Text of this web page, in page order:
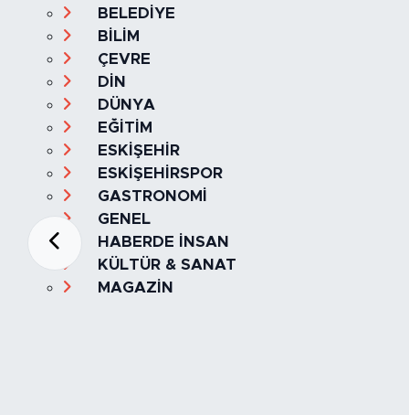
BELEDİYE
BİLİM
ÇEVRE
DİN
DÜNYA
EĞİTİM
ESKİŞEHİR
ESKİŞEHİRSPOR
GASTRONOMİ
GENEL
HABERDE İNSAN
KÜLTÜR & SANAT
MAGAZİN